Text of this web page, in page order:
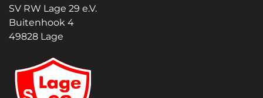
SV RW Lage 29 e.V.
Buitenhook 4
49828 Lage